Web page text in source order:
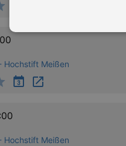
Hochstift Meißen
Hochstift Meißen
Essentielle Cookies werden
Cookies funktioniert unsere